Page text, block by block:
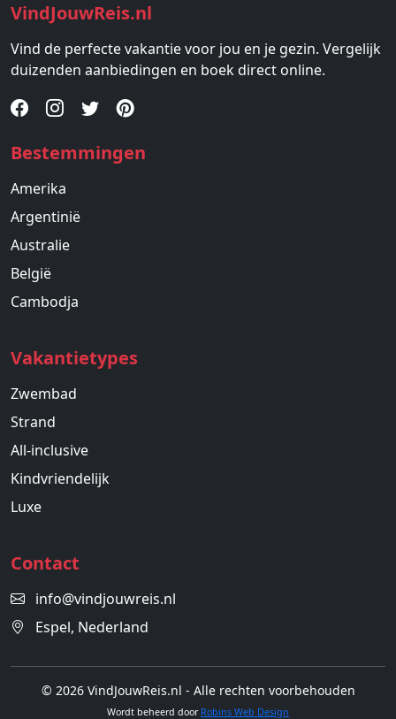
VindJouwReis.nl
Vind de perfecte vakantie voor jou en je gezin. Vergelijk
duizenden aanbiedingen en boek direct online.
Bestemmingen
Amerika
Argentinië
Australie
België
Cambodja
Vakantietypes
Zwembad
Strand
All-inclusive
Kindvriendelijk
Luxe
Contact
info@vindjouwreis.nl
Espel, Nederland
© 2026 VindJouwReis.nl - Alle rechten voorbehouden
Wordt beheerd door Robins Web Design